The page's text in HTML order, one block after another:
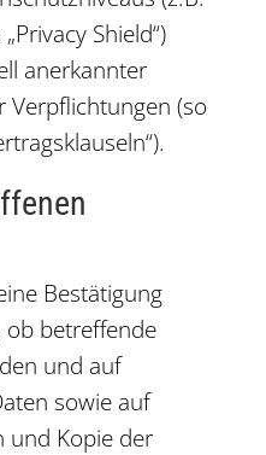
Shield“)
anerkannter
Verpflichtungen (so
Bestätigung
ob betreffende
und auf
sowie auf
und Kopie der